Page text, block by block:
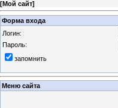
[Мой сайт]
Форма входа
Логин:
Пароль:
запомнить
Меню сайта